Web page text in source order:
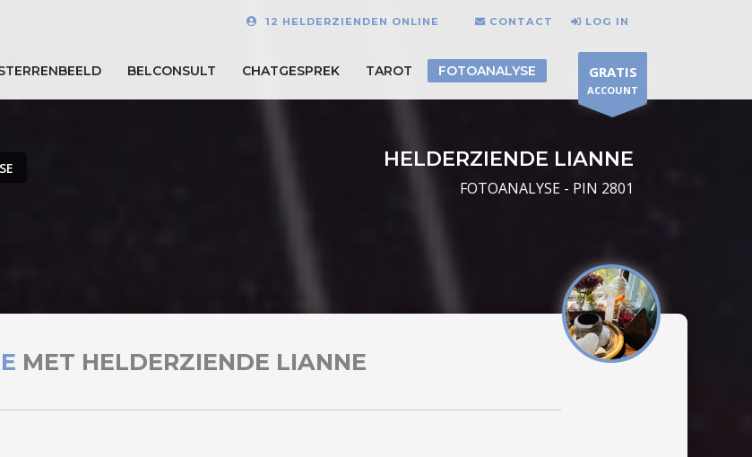
12 HELDERZIENDEN ONLINE CONTACT LOG IN
BELCONSULT CHATGESPREK TAROT FOTOANALYSE GRATIS
ACCOUNT
HELDERZIENDE LIANNE
FOTOANALYSE - PIN 2801
MET HELDERZIENDE LIANNE